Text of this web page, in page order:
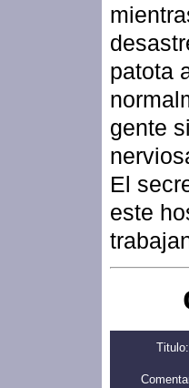
patota
gente
El
este
Titulo: